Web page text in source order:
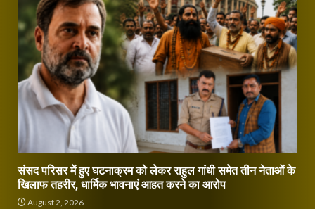
संसद परिसर में हुए घटनाक्रम को लेकर राहुल गांधी समेत तीन नेताओं के
खिलाफ तहरीर, धार्मिक भावनाएं आहत करने का आरोप
August 2, 2026